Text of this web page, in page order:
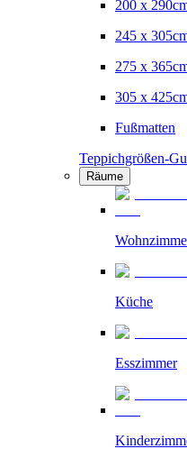
200 x
245 x
275 x
305 x
Fußmatten
Teppichgrößen-
Räume
Küche
Esszimmer